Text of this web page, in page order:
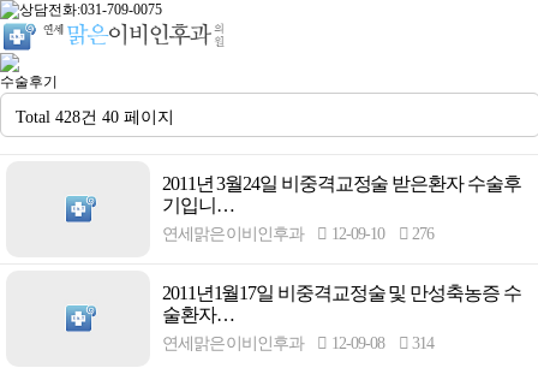
수술후기
Total 428건 40 페이지
2011년 3월24일 비중격교정술 받은환자 수술후
기입니…
연세맑은이비인후과 12-09-10 276
2011년1월17일 비중격교정술 및 만성축농증 수
술환자…
연세맑은이비인후과 12-09-08 314